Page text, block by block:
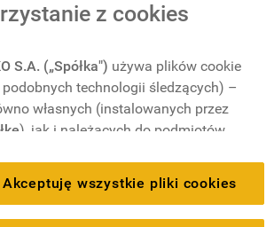
Design
Dostępny
z cookies
S.A. („Spółka") używa plików cookie
podobnych technologii śledzących) –
własnych (instalowanych przez
), jak i należących do podmiotów
strony, poprawę komfortu
personalizację przeglądania
Akceptuję wszystkie pliki cookies